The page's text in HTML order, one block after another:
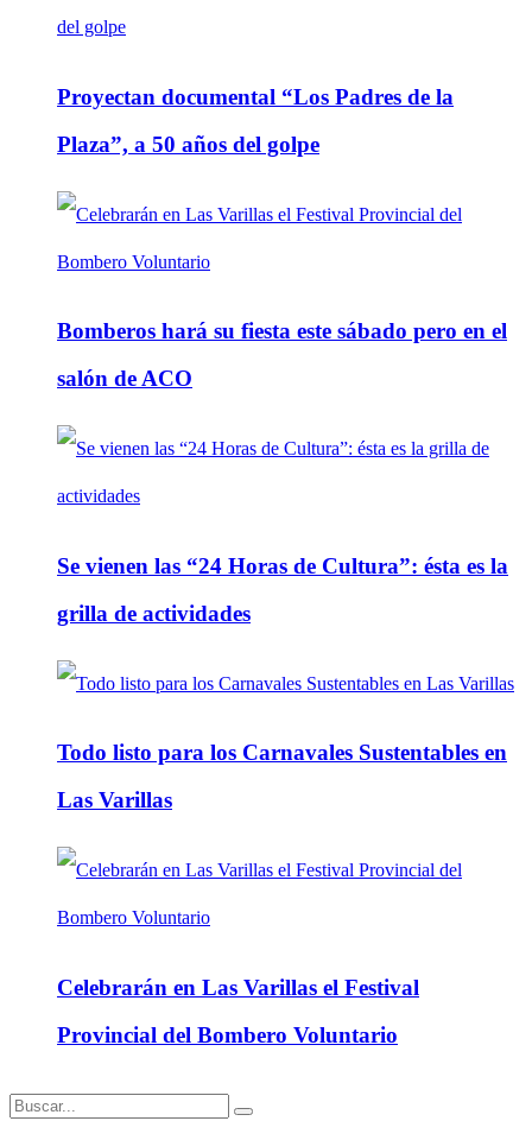
Proyectan documental “Los Padres de la
Plaza”, a 50 años del golpe
Bomberos hará su fiesta este sábado pero en el
salón de ACO
Se vienen las “24 Horas de Cultura”: ésta es la
grilla de actividades
Todo listo para los Carnavales Sustentables en
Las Varillas
Celebrarán en Las Varillas el Festival
Provincial del Bombero Voluntario